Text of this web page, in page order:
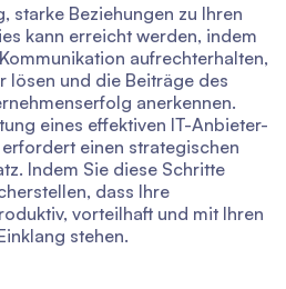
starke Beziehungen zu Ihren
kann erreicht werden, indem
aufrechterhalten,
lösen und die Beiträge des
anerkennen.
eines effektiven IT-Anbieter-
einen strategischen
Indem Sie diese Schritte
dass Ihre
vorteilhaft und mit Ihren
stehen.